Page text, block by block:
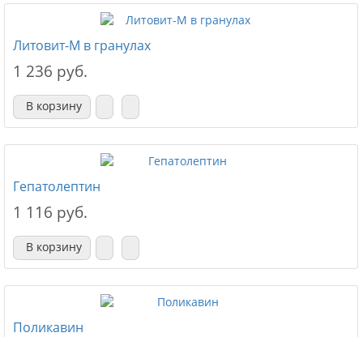
Литовит-М в гранулах
1 236 руб.
В корзину
Гепатолептин
1 116 руб.
В корзину
Поликавин